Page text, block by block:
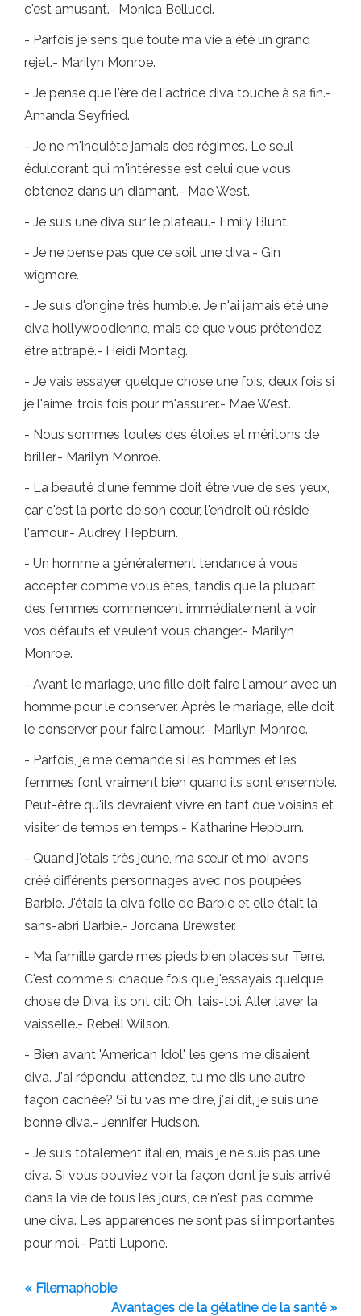
c'est amusant.- Monica Bellucci.
- Parfois je sens que toute ma vie a été un grand
rejet.- Marilyn Monroe.
- Je pense que l'ère de l'actrice diva touche à sa fin.-
Amanda Seyfried.
- Je ne m'inquiète jamais des régimes. Le seul
édulcorant qui m'intéresse est celui que vous
obtenez dans un diamant.- Mae West.
- Je suis une diva sur le plateau.- Emily Blunt.
- Je ne pense pas que ce soit une diva.- Gin
wigmore.
- Je suis d'origine très humble. Je n'ai jamais été une
diva hollywoodienne, mais ce que vous prétendez
être attrapé.- Heidi Montag.
- Je vais essayer quelque chose une fois, deux fois si
je l'aime, trois fois pour m'assurer.- Mae West.
- Nous sommes toutes des étoiles et méritons de
briller.- Marilyn Monroe.
- La beauté d'une femme doit être vue de ses yeux,
car c'est la porte de son cœur, l'endroit où réside
l'amour.- Audrey Hepburn.
- Un homme a généralement tendance à vous
accepter comme vous êtes, tandis que la plupart
des femmes commencent immédiatement à voir
vos défauts et veulent vous changer.- Marilyn
Monroe.
- Avant le mariage, une fille doit faire l'amour avec un
homme pour le conserver. Après le mariage, elle doit
le conserver pour faire l'amour.- Marilyn Monroe.
- Parfois, je me demande si les hommes et les
femmes font vraiment bien quand ils sont ensemble.
Peut-être qu'ils devraient vivre en tant que voisins et
visiter de temps en temps.- Katharine Hepburn.
- Quand j'étais très jeune, ma sœur et moi avons
créé différents personnages avec nos poupées
Barbie. J'étais la diva folle de Barbie et elle était la
sans-abri Barbie.- Jordana Brewster.
- Ma famille garde mes pieds bien placés sur Terre.
C'est comme si chaque fois que j'essayais quelque
chose de Diva, ils ont dit: Oh, tais-toi. Aller laver la
vaisselle.- Rebell Wilson.
- Bien avant 'American Idol', les gens me disaient
diva. J'ai répondu: attendez, tu me dis une autre
façon cachée? Si tu vas me dire, j'ai dit, je suis une
bonne diva.- Jennifer Hudson.
- Je suis totalement italien, mais je ne suis pas une
diva. Si vous pouviez voir la façon dont je suis arrivé
dans la vie de tous les jours, ce n'est pas comme
une diva. Les apparences ne sont pas si importantes
pour moi.- Patti Lupone.
« Filemaphobie
Avantages de la gélatine de la santé »